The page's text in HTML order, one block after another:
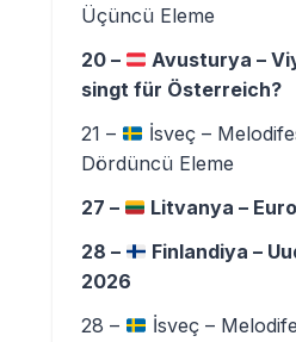
Üçüncü Eleme
20 –
Avusturya –
singt für Österreich?
21 –
İsveç –
Dördüncü Eleme
27 –
Litvanya –
28 –
Finlandiya –
2026
28 –
İsveç –